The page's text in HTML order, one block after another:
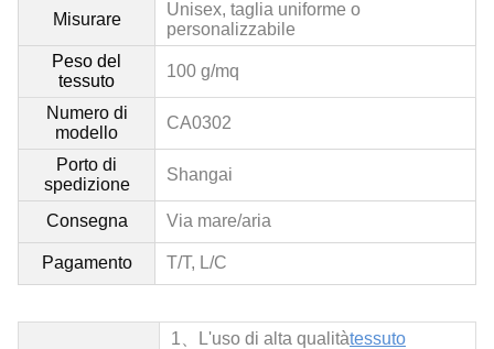
Misurare
Unisex, taglia uniforme o
personalizzabile
Peso del
tessuto
100 g/mq
Numero di
modello
CA0302
Porto di
spedizione
Shangai
Consegna Via mare/aria
Pagamento T/T, L/C
1、L'uso di alta qualitàtessuto